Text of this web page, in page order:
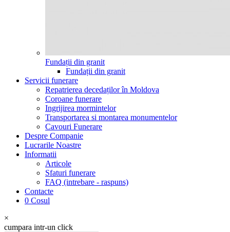
Fundații din granit
Fundații din granit
Servicii funerare
Repatrierea decedaților în Moldova
Coroane funerare
Ingrijirea mormintelor
Transportarea si montarea monumentelor
Cavouri Funerare
Despre Companie
Lucrarile Noastre
Informatii
Articole
Sfaturi funerare
FAQ (intrebare - raspuns)
Contacte
0 Cosul
×
cumpara intr-un click